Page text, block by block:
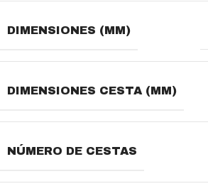
DIMENSIONES (MM)
DIMENSIONES CESTA (MM)
NÚMERO DE CESTAS